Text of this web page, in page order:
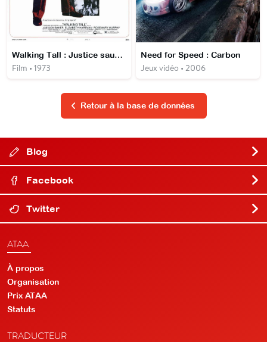
Walking Tall : Justice sauvage
Film • 1973
Need for Speed : Carbon
Jeux vidéo • 2006
Retour à la base de données
Blog
Facebook
Twitter
ATAA
À propos
Organisation
Prix ATAA
Statuts
TRADUCTEUR